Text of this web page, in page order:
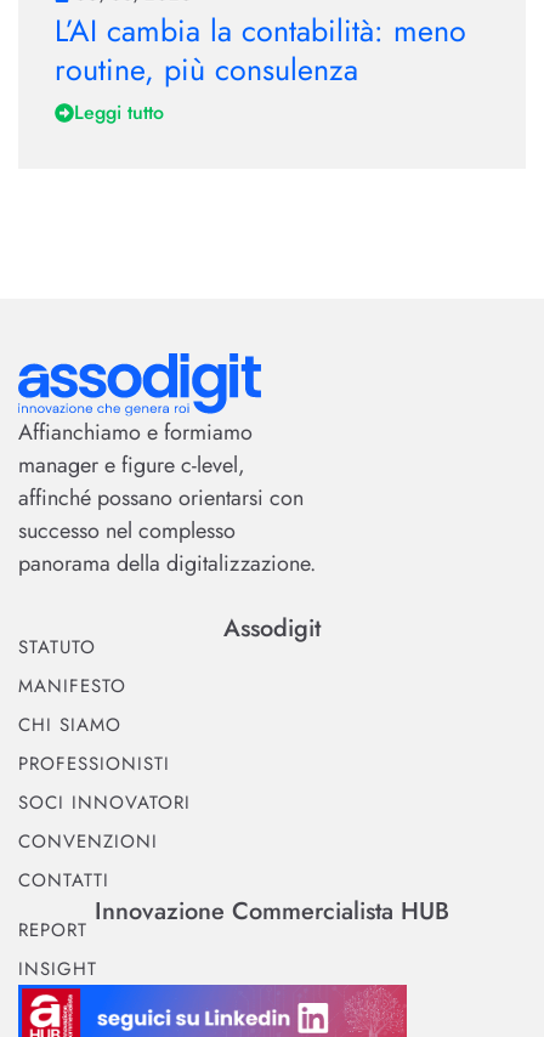
L’AI cambia la contabilità: meno
routine, più consulenza
Leggi tutto
Affianchiamo e formiamo
manager e figure c-level,
affinché possano orientarsi con
successo nel complesso
panorama della digitalizzazione.
Assodigit
STATUTO
MANIFESTO
CHI SIAMO
PROFESSIONISTI
SOCI INNOVATORI
CONVENZIONI
CONTATTI
Innovazione Commercialista HUB
REPORT
INSIGHT